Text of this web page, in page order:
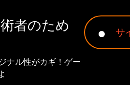
者のため
ナル性がカギ！ゲー
サ